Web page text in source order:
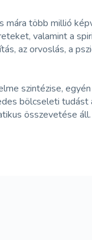
több millió
valamint a
az orvoslás, a
szintézise,
bölcseleti
összevetése áll.